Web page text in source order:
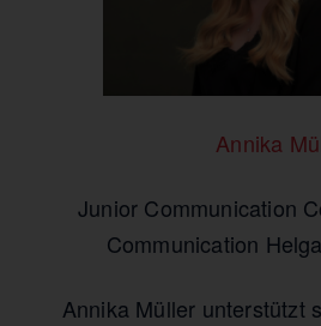
Annika
Junior Communication
Communication
Annika Müller unterstützt